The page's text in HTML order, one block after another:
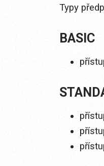
Typy
BASIC